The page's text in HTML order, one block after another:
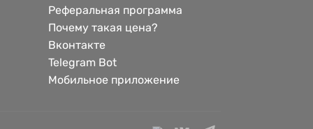
Реферальная программа
Почему такая цена?
Вконтакте
Telegram Bot
Мобильное приложение